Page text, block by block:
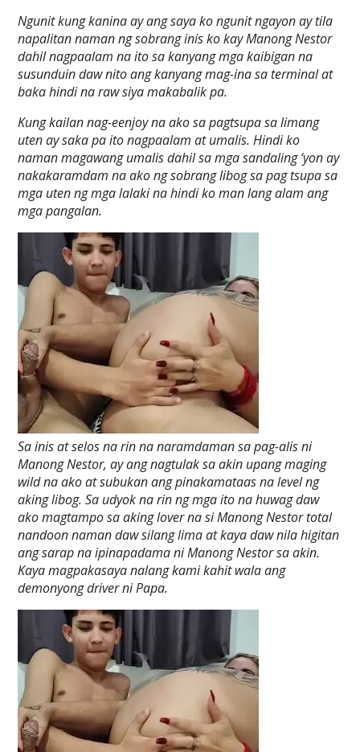
Ngunit kung kanina ay ang saya ko ngunit ngayon ay tila
napalitan naman ng sobrang inis ko kay Manong Nestor
dahil nagpaalam na ito sa kanyang mga kaibigan na
susunduin daw nito ang kanyang mag-ina sa terminal at
baka hindi na raw siya makabalik pa.
Kung kailan nag-eenjoy na ako sa pagtsupa sa limang
uten ay saka pa ito nagpaalam at umalis. Hindi ko
naman magawang umalis dahil sa mga sandaling ‘yon ay
nakakaramdam na ako ng sobrang libog sa pag tsupa sa
mga uten ng mga lalaki na hindi ko man lang alam ang
mga pangalan.
Sa inis at selos na rin na naramdaman sa pag-alis ni
Manong Nestor, ay ang nagtulak sa akin upang maging
wild na ako at subukan ang pinakamataas na level ng
aking libog. Sa udyok na rin ng mga ito na huwag daw
ako magtampo sa aking lover na si Manong Nestor total
nandoon naman daw silang lima at kaya daw nila higitan
ang sarap na ipinapadama ni Manong Nestor sa akin.
Kaya magpakasaya nalang kami kahit wala ang
demonyong driver ni Papa.